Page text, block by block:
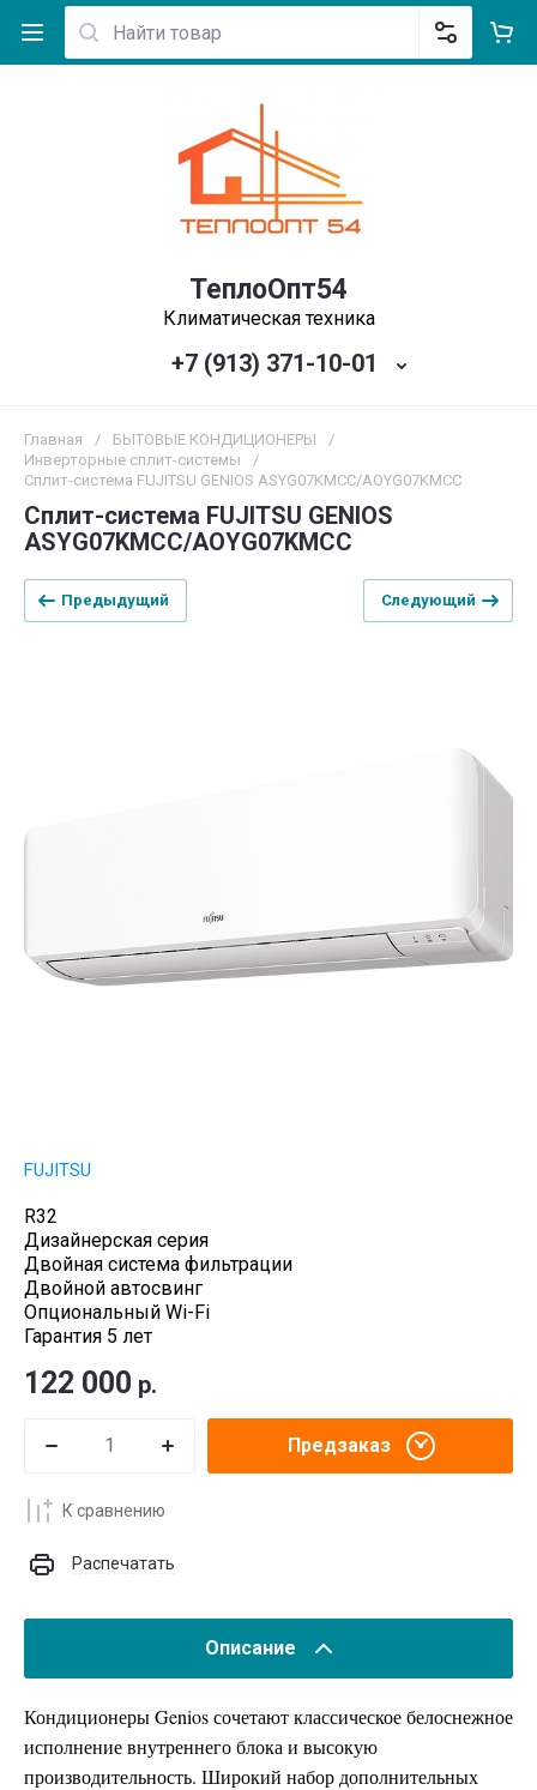
ТеплоОпт54
Климатическая техника
+7 (913) 371-10-01
Главная / БЫТОВЫЕ КОНДИЦИОНЕРЫ
/
Инверторные сплит-системы
/
Сплит-система FUJITSU GENIOS ASYG07KMCC/AOYG07KMCC
Сплит-система FUJITSU GENIOS
ASYG07KMCC/AOYG07KMCC
Предыдущий Следующий
FUJITSU
R32
Дизайнерская серия
Двойная система фильтрации
Двойной автосвинг
Опциональный Wi-Fi
Гарантия 5 лет
122 000 р.
Предзаказ
К сравнению
Распечатать
Описание
Кондиционеры Genios сочетают классическое белоснежное
исполнение внутреннего блока и высокую
производительность. Широкий набор дополнительных